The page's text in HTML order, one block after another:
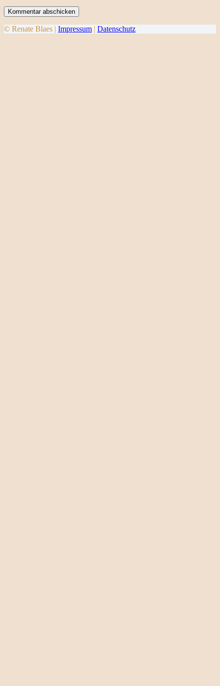
Kommentar abschicken
© Renate Blaes | Impressum | Datenschutz